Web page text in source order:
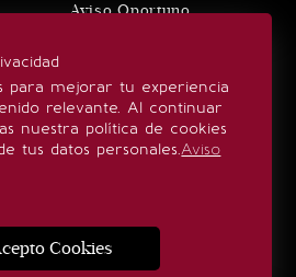
para mejorar tu experiencia
relevante. Al continuar
nuestra política de cookies
tus datos personales.Aviso
Cookies
Aviso Oportuno
SÍGUENOS
Quiénes somos